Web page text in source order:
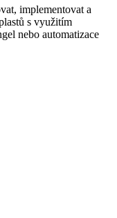
implementovat a
s využitím
nebo automatizace